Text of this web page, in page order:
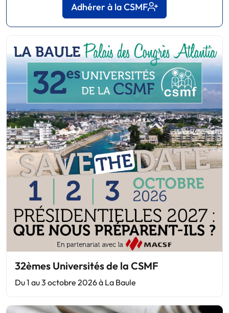
Adhérer à la CSMF
32èmes Universités de la CSMF
Du 1 au 3 octobre 2026 à La Baule